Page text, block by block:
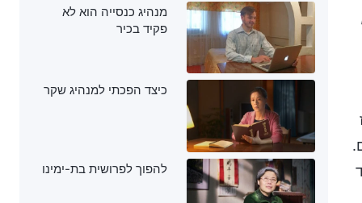
מנהיג כנסייה הוא לא
פקיד בכיר
כיצד הפכתי למנהיג שקר
להפוך לפרושית בת-ימינו